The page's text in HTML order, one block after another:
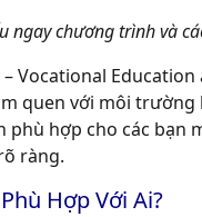
ngay chương trình và
– Vocational
quen với môi
phù hợp cho các bạn
ràng.
Hợp Với Ai?